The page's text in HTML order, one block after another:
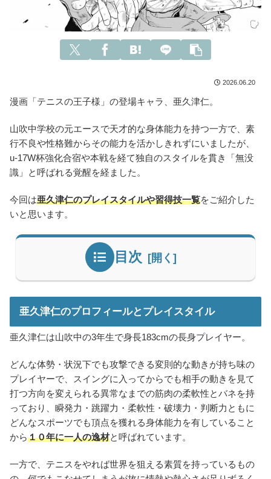
2026.06.20
漫画「テニスの王子様」の登場キャラ、亜久津仁。
山吹中学校の元エースで天才的な身体能力を持つ一方で、素
行不良や性格難からその能力を活かしきれずにいましたが、
u-17W杯強化合宿や本戦を経て独自のスタイルを貫き「無没
識」と呼ばれる覚醒を経ました。
今回は亜久津仁のプレイスタイルや習得技一覧をご紹介した
いと思います。
目次
亜久津仁のプロフィールとプレイスタイル
亜久津仁は山吹中の3年生で身長183cmの長身プレイヤー。
どんな体勢・状況下でも攻撃できる変則的な動きが持ち味の
プレイヤーで、スイングに入ってからでも相手の動きを見て
打つ方向を変えられる異常なまでの筋肉の柔軟性とバネを持
っており、瞬発力・跳躍力・柔軟性・破壊力・判断力ともに
どんなスポーツでも頂点を獲れる身体能力を有していること
から１０年に一人の逸材と呼ばれています。
一方で、テニスをやれば世界を狙える素質を持っているもの